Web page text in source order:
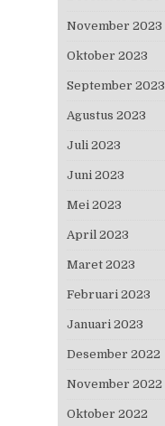
November 2023
Oktober 2023
September 2023
Agustus 2023
Juli 2023
Juni 2023
Mei 2023
April 2023
Maret 2023
Februari 2023
Januari 2023
Desember 2022
November 2022
Oktober 2022